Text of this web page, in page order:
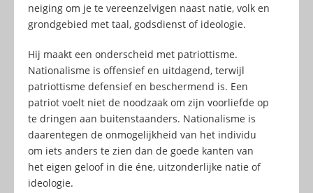
neiging om je te vereenzelvigen naast natie, volk en
grondgebied met taal, godsdienst of ideologie.
Hij maakt een onderscheid met patriottisme.
Nationalisme is offensief en uitdagend, terwijl
patriottisme defensief en beschermend is. Een
patriot voelt niet de noodzaak om zijn voorliefde op
te dringen aan buitenstaanders. Nationalisme is
daarentegen de onmogelijkheid van het individu
om iets anders te zien dan de goede kanten van
het eigen geloof in die éne, uitzonderlijke natie of
ideologie.